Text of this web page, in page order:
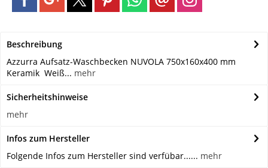
Beschreibung
Azzurra Aufsatz-Waschbecken NUVOLA 750x160x400 mm
Keramik Weiß... mehr
Sicherheitshinweise
mehr
Infos zum Hersteller
Folgende Infos zum Hersteller sind verfübar...... mehr